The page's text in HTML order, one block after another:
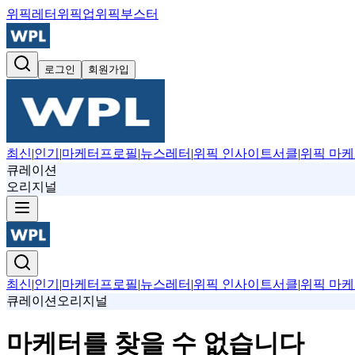
위픽레터 위픽업위픽부스터
로그인 회원가입
최신|인기 |마케터프로필|뉴스레터 |위픽 인사이트서클|위픽 마케
큐레이션
오리지널
최신|인기 |마케터프로필|뉴스레터 |위픽 인사이트서클|위픽 마케
큐레이션 오리지널
마케터를 찾을 수 없습니다